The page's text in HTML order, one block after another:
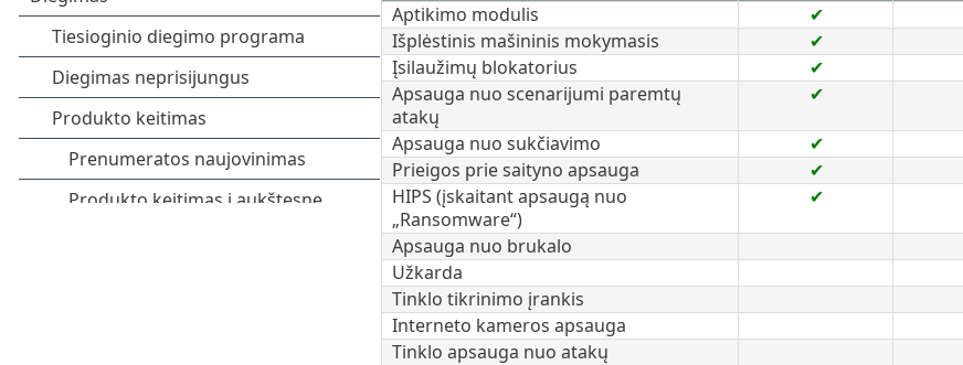
Aptikimo modulis
✔
Išplėstinis mašininis mokymasis
✔
Įsilaužimų blokatorius
✔
Apsauga nuo scenarijumi paremtų
atakų
✔
Apsauga nuo sukčiavimo ✔
Prieigos prie saityno apsauga
✔
HIPS (įskaitant apsaugą nuo
„Ransomware“)
✔
Apsauga nuo brukalo
Užkarda
Tinklo tikrinimo įrankis
Interneto kameros apsauga
Tinklo apsauga nuo atakų